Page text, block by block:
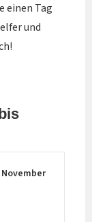
einen Tag
und
November